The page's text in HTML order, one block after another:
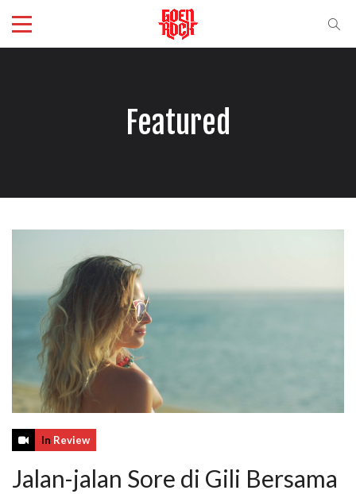
Featured
In Review
Jalan-jalan Sore di Gili Bersama